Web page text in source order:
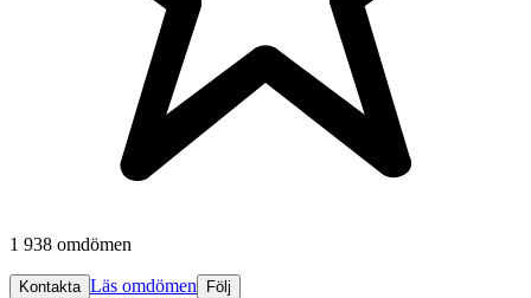
1 938 omdömen
Kontakta Läs omdömen Följ